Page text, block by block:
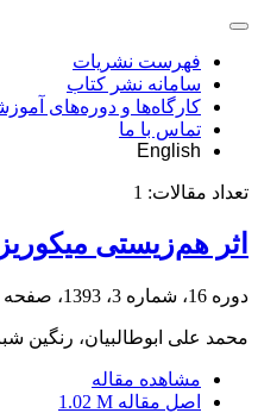
فهرست نشریات
سامانه نشر کتاب
کارگاه‌ها و دوره‌های
تماس با ما
English
تعداد مقالات: 1
اثر هم‌زیستی
دوره 16، شماره 3، 1393، صفحه
محمد علی ابوطالبیان، رنگین
مشاهده مقاله
اصل مقاله 1.02 M